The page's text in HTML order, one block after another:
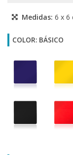
Medidas: 6 x 6
COLOR: BÁSICO